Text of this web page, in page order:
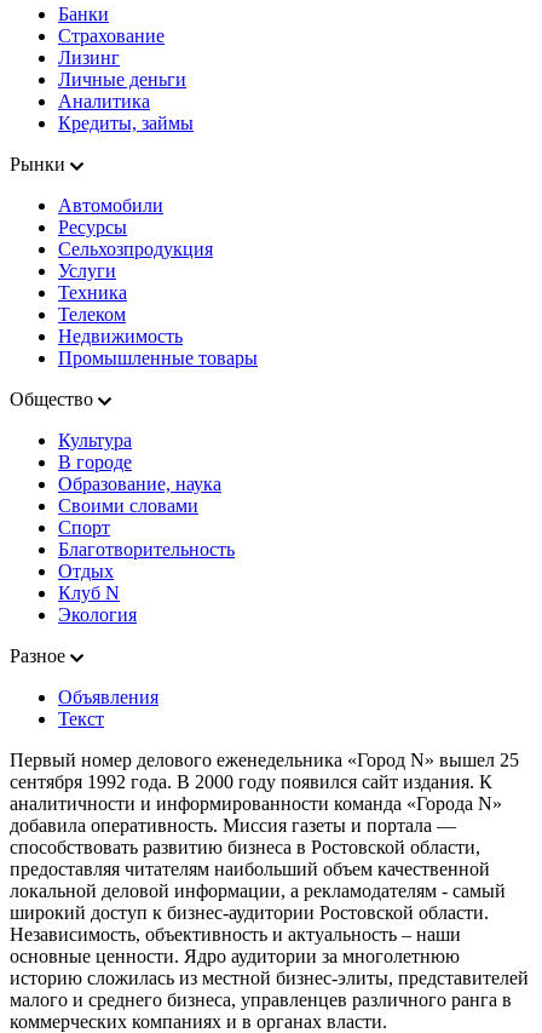
Банки
Страхование
Лизинг
Личные деньги
Аналитика
Кредиты, займы
Рынки
Автомобили
Ресурсы
Сельхозпродукция
Услуги
Техника
Телеком
Недвижимость
Промышленные товары
Общество
Культура
В городе
Образование, наука
Своими словами
Спорт
Благотворительность
Отдых
Клуб N
Экология
Разное
Объявления
Текст
Первый номер делового еженедельника «Город N» вышел 25
сентября 1992 года. В 2000 году появился сайт издания. К
аналитичности и информированности команда «Города N»
добавила оперативность. Миссия газеты и портала —
способствовать развитию бизнеса в Ростовской области,
предоставляя читателям наибольший объем качественной
локальной деловой информации, а рекламодателям - самый
широкий доступ к бизнес-аудитории Ростовской области.
Независимость, объективность и актуальность – наши
основные ценности. Ядро аудитории за многолетнюю
историю сложилась из местной бизнес-элиты, представителей
малого и среднего бизнеса, управленцев различного ранга в
коммерческих компаниях и в органах власти.